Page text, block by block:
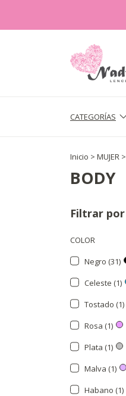
CATEGORÍAS
Inicio > MUJER >
BODY
Filtrar por
COLOR
Negro (31)
Celeste (1)
Tostado (1)
Rosa (1)
Plata (1)
Malva (1)
Habano (1)